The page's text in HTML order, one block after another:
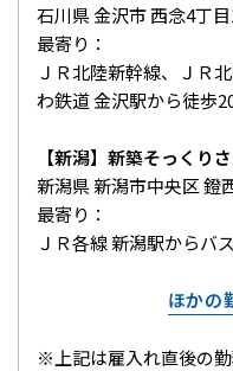
石川県 金沢市 西念4丁
最寄り：
ＪＲ北陸新幹線、ＪＲ
わ鉄道 金沢駅から徒歩
【新潟】新築そっくり
新潟県 新潟市中央区
最寄り：
ＪＲ各線 新潟駅からバ
ほかの
※上記は雇入れ直後の勤